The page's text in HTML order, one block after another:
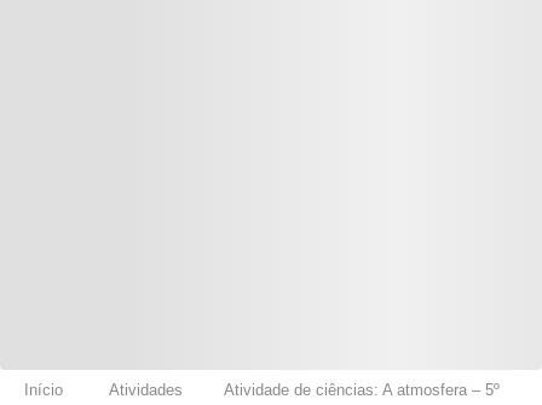
Início Atividades
Atividade de ciências: A atmosfera – 5º